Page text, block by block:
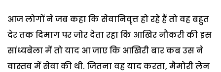
आज लोगों ने जब कहा कि सेवानिवृत्त हो रहे हैं तो वह बहुत
देर तक दिमाग पर जोर देता रहा कि आखिर नौकरी की इस
सांध्यबेला में तो याद आ जाए कि आखिरी बार कब उस ने
वास्तव में सेवा की थी. जितना वह याद करता, मैमोरी लेन